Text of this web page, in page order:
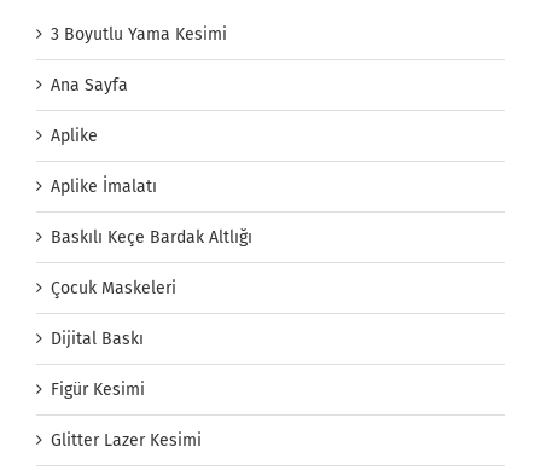
3 Boyutlu Yama Kesimi
Ana Sayfa
Aplike
Aplike İmalatı
Baskılı Keçe Bardak Altlığı
Çocuk Maskeleri
Dijital Baskı
Figür Kesimi
Glitter Lazer Kesimi